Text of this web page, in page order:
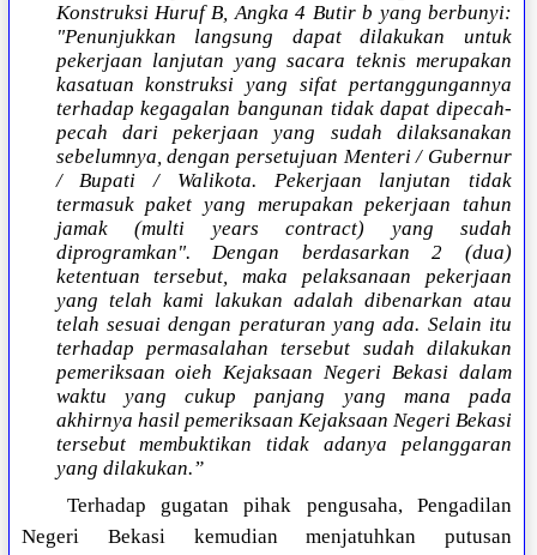
Konstruksi Huruf B, Angka 4 Butir b yang berbunyi:
"Penunjukkan langsung dapat dilakukan untuk
pekerjaan lanjutan yang sacara teknis merupakan
kasatuan konstruksi yang sifat pertanggungannya
terhadap kegagalan bangunan tidak dapat dipecah-
pecah dari pekerjaan yang sudah dilaksanakan
sebelumnya, dengan persetujuan Menteri / Gubernur
/ Bupati / Walikota. Pekerjaan lanjutan tidak
termasuk paket yang merupakan pekerjaan tahun
jamak (multi years contract) yang sudah
diprogramkan". Dengan berdasarkan 2 (dua)
ketentuan tersebut, maka pelaksanaan pekerjaan
yang telah kami lakukan adalah dibenarkan atau
telah sesuai dengan peraturan yang ada. Selain itu
terhadap permasalahan tersebut sudah dilakukan
pemeriksaan oieh Kejaksaan Negeri Bekasi dalam
waktu yang cukup panjang yang mana pada
akhirnya hasil pemeriksaan Kejaksaan Negeri Bekasi
tersebut membuktikan tidak adanya pelanggaran
yang dilakukan.”
Terhadap gugatan pihak pengusaha, Pengadilan
Negeri Bekasi kemudian menjatuhkan putusan